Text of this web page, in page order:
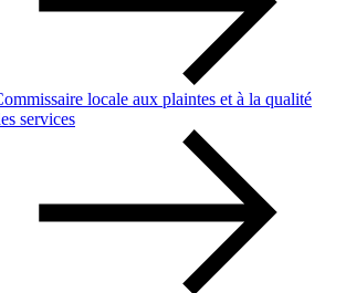
locale aux plaintes et à la qualité
services